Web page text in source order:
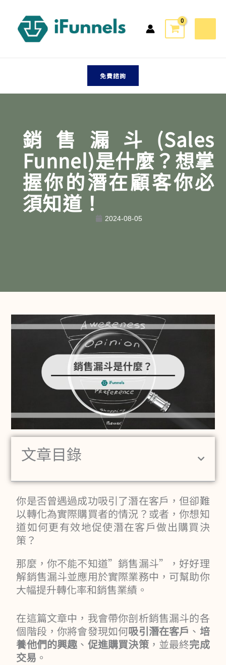
免費諮詢
銷售漏斗(Sales
Funnel)是什麼？想掌
握你的潛在顧客你必
須知道！
2024-08-05
文章目錄
你是否曾遇過成功吸引了潛在客戶，但卻難
以轉化為實際購買者的情況？或者，你想知
道如何更有效地促使潛在客戶做出購買決
策？
那麼，你不能不知道”銷售漏斗”，好好理
解銷售漏斗並應用於實際業務中，可幫助你
大幅提升轉化率和銷售業績。
在這篇文章中，我會帶你剖析銷售漏斗的各
個階段，你將會發現如何吸引潛在客戶 、 培
養他們的興趣 、 促進購買決策，並最終完成
交易 。